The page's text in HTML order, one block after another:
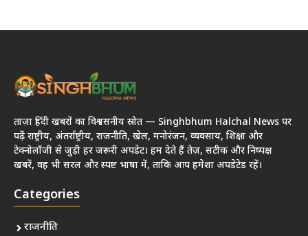
ताज़ा हिंदी खबरों का विश्वसनीय स्रोत — Singhbhum Halchal News पर
पढ़ें राष्ट्रीय, अंतर्राष्ट्रीय, राजनीति, खेल, मनोरंजन, व्यवसाय, शिक्षा और
टेक्नोलॉजी से जुड़ी हर जरूरी अपडेट। हम देते हैं तेज़, सटीक और निष्पक्ष
खबरें, वह भी सरल और स्पष्ट भाषा में, ताकि आप हमेशा अपडेटेड रहें।
Categories
राजनीति